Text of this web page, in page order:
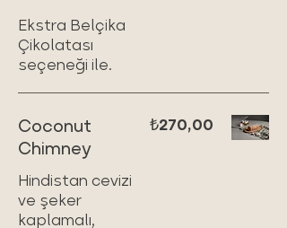
Ekstra Belçika
Çikolatası
seçeneği ile.
Coconut
Chimney
Hindistan cevizi
ve şeker
kaplamalı,
₺270,00